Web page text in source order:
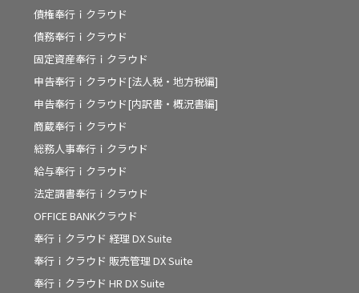
債権奉行ｉクラウド
債務奉行ｉクラウド
固定資産奉行ｉクラウド
申告奉行ｉクラウド[法人税・地方税編]
申告奉行ｉクラウド[内訳書・概況書編]
商蔵奉行ｉクラウド
総務人事奉行ｉクラウド
給与奉行ｉクラウド
法定調書奉行ｉクラウド
OFFICE BANKクラウド
奉行ｉクラウド 経理 DX Suite
奉行ｉクラウド 販売管理 DX Suite
奉行ｉクラウド HR DX Suite